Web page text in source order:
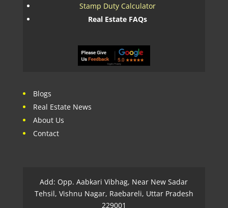
Stamp Duty Calculator
Real Estate FAQs
Blogs
Real Estate News
About Us
Contact
Add: Opp. Aabkari Vibhag, Near New Sadar
Tehsil, Vishnu Nagar, Raebareli, Uttar Pradesh
229001